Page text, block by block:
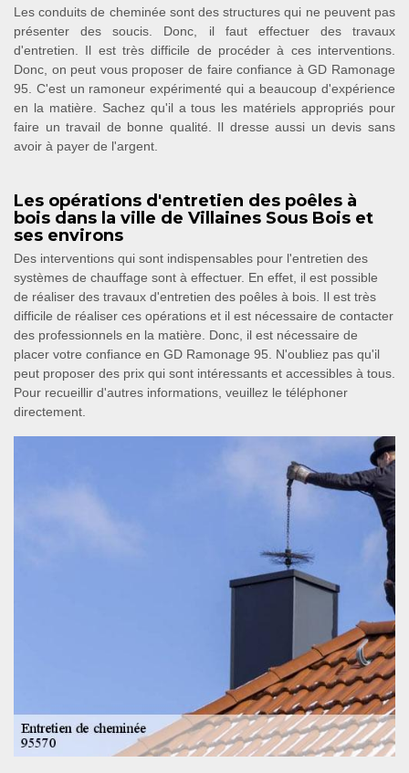
Les conduits de cheminée sont des structures qui ne peuvent pas
présenter des soucis. Donc, il faut effectuer des travaux
d'entretien. Il est très difficile de procéder à ces interventions.
Donc, on peut vous proposer de faire confiance à GD Ramonage
95. C'est un ramoneur expérimenté qui a beaucoup d'expérience
en la matière. Sachez qu'il a tous les matériels appropriés pour
faire un travail de bonne qualité. Il dresse aussi un devis sans
avoir à payer de l'argent.
Les opérations d'entretien des poêles à
bois dans la ville de Villaines Sous Bois et
ses environs
Des interventions qui sont indispensables pour l'entretien des
systèmes de chauffage sont à effectuer. En effet, il est possible
de réaliser des travaux d'entretien des poêles à bois. Il est très
difficile de réaliser ces opérations et il est nécessaire de contacter
des professionnels en la matière. Donc, il est nécessaire de
placer votre confiance en GD Ramonage 95. N'oubliez pas qu'il
peut proposer des prix qui sont intéressants et accessibles à tous.
Pour recueillir d'autres informations, veuillez le téléphoner
directement.